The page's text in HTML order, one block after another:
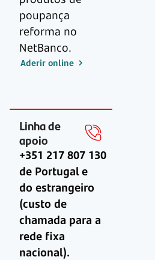
poupança
reforma no
NetBanco.
Aderir online
Linha de
apoio
+351 217 807 130
de Portugal e
do estrangeiro
(custo de
chamada para a
rede fixa
nacional).